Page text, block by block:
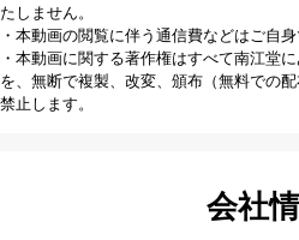
たしません。
・本動画の閲覧に伴う通信費などはご自身
・本動画に関する著作権はすべて南江堂
を、無断で複製、改変、頒布（無料での
禁止します。
会社